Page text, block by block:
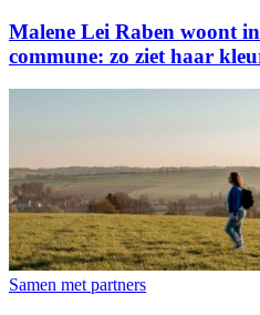
Malene Lei Raben woont
commune: zo ziet haar
Samen met partners